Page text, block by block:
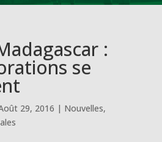
:
se
29, 2016 | Nouvelles,